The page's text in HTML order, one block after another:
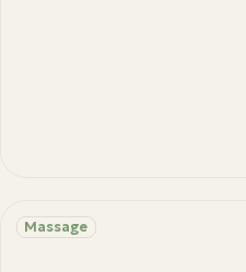
Massage